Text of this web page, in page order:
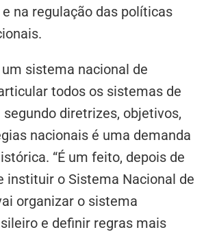
na regulação das políticas
sistema nacional de
todos os sistemas de
diretrizes, objetivos,
nacionais é uma demanda
“É um feito, depois de
instituir o Sistema Nacional de
organizar o sistema
e definir regras mais